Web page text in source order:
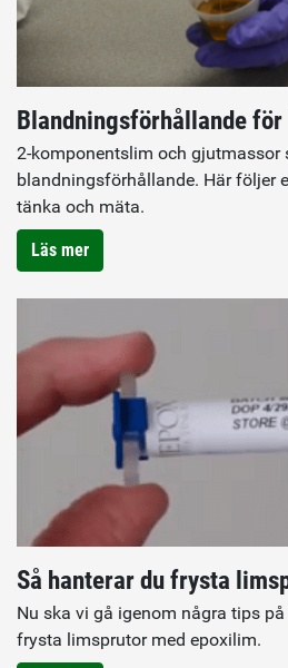
Blandningsförhållande
2-komponentslim och gjutmassor
blandningsförhållande. Här följer
tänka och mäta.
Läs mer
Så hanterar du frysta
Nu ska vi gå igenom några tips
frysta limsprutor med epoxilim.